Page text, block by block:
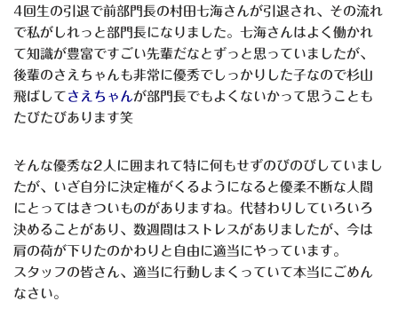
4回生の引退で前部門長の村田七海さんが引退され、その流れ
で私がしれっと部門長になりました。七海さんはよく働かれ
て知識が豊富ですごい先輩だなとずっと思っていましたが、
後輩のさえちゃんも非常に優秀でしっかりした子なので杉山
飛ばして さえちゃんが部門長でもよくないかって思うことも
たびたびあります笑
そんな優秀な2人に囲まれて特に何もせずのびのびしていまし
たが、いざ自分に決定権がくるようになると優柔不断な人間
にとってはきついものがありますね。代替わりしていろいろ
決めることがあり、数週間はストレスがありましたが、今は
肩の荷が下りたのかわりと自由に適当にやっています。
スタッフの皆さん、適当に行動しまくっていて本当にごめん
なさい。